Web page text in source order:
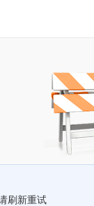
刷新重试